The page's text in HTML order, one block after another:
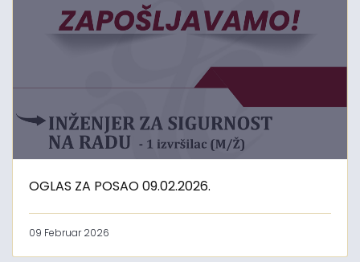
OGLAS ZA POSAO 09.02.2026.
09 Februar 2026